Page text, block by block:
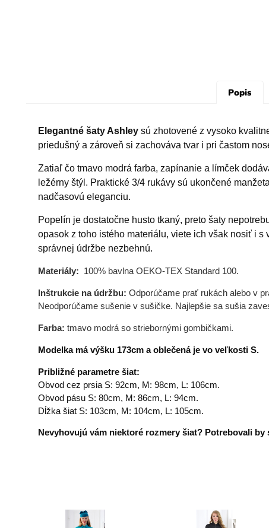
Popis
Elegantné šaty Ashleysú zhotovené z vysoko
priedušný a zároveň si zachováva tvar i pri častom
Zatiaľ čo tmavo modrá farba, zapínanie a límček
ležérny štýl. Praktické 3/4 rukávy sú ukončené
nadčasovú eleganciu.
Popelín je dostatočne husto tkaný, preto šaty
opasok z toho istého materiálu, viete ich však nosiť i
správnej údržbe nezbehnú.
Materiály: 100% bavlna OEKO-TEX Standard 100.
Inštrukcie na údržbu: Odporúčame prať rukách alebo v
Neodporúčame sušenie v sušičke. Najlepšie sa sušia
Farba: tmavo modrá so striebornými gombičkami.
Modelka má výšku 173cm a oblečená je vo veľkosti S.
Približné parametre šiat:
Obvod cez prsia S: 92cm, M: 98cm, L: 106cm.
Obvod pásu S: 80cm, M: 86cm, L: 94cm.
Dĺžka šiat S: 103cm, M: 104cm, L: 105cm.
Nevyhovujú vám niektoré rozmery šiat? Potrebovali